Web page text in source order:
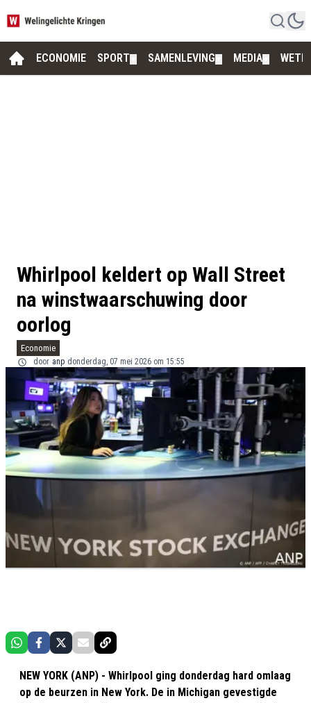
ECONOMIE SPORT SAMENLEVING MEDIA
Whirlpool keldert op Wall Street
na winstwaarschuwing door
oorlog
Economie
door anp donderdag, 07 mei 2026 om 15:55
NEW YORK (ANP) - Whirlpool ging donderdag hard omlaag
op de beurzen in New York. De in Michigan gevestigde